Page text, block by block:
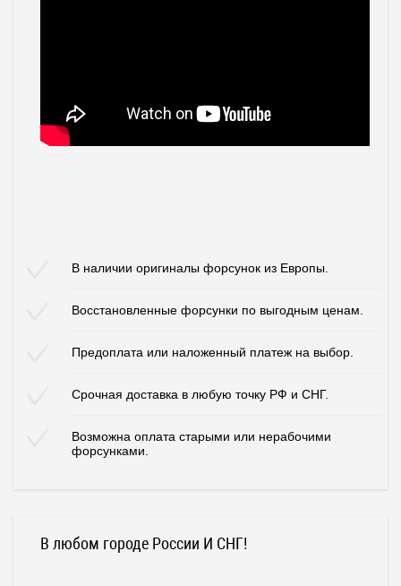
В наличии оригиналы форсунок из Европы.
Восстановленные форсунки по выгодным ценам.
Предоплата или наложенный платеж на выбор.
Срочная доставка в любую точку РФ и СНГ.
Возможна оплата старыми или нерабочими
форсунками.
В любом городе России И СНГ!